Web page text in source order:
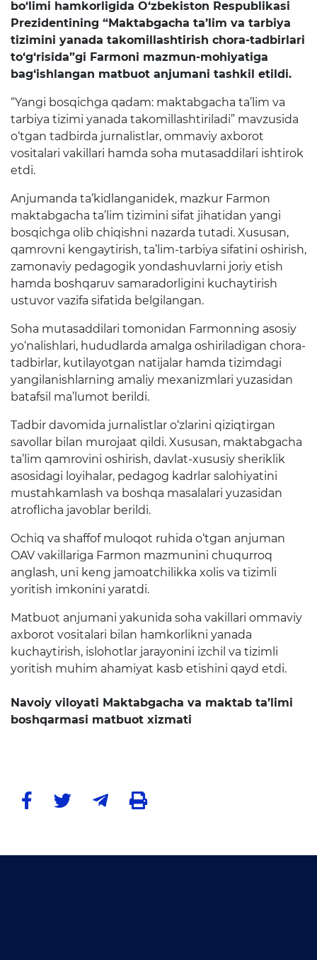
Raqamli kutubxona
Yagona elektron tizim
Malaka oshirish
Axborot xizmati
Press-relizlar
Ma'ruzalar
Galereya
Videogalereya
Axborot xizmati
Matbuot anjumanlari
Konferensiyalar
Yordam
Akkreditatsiya
Infografika
Korrupsiyaga qarshi kurash
Murojaatlar
E'lonlar
Yangiliklar
Ochiq ma'lumotlar
Ochiq byudjet
6247)
bo‘limi hamkorligida O‘zbekiston Respublikasi
Prezidentining “Maktabgacha ta’lim va tarbiya
tizimini yanada takomillashtirish chora-tadbirlari
to‘g‘risida”gi Farmoni mazmun-mohiyatiga
bag‘ishlangan matbuot anjumani tashkil etildi.
“Yangi bosqichga qadam: maktabgacha ta’lim va
tarbiya tizimi yanada takomillashtiriladi” mavzusida
o‘tgan tadbirda jurnalistlar, ommaviy axborot
vositalari vakillari hamda soha mutasaddilari ishtirok
etdi.
Anjumanda ta’kidlanganidek, mazkur Farmon
maktabgacha ta’lim tizimini sifat jihatidan yangi
bosqichga olib chiqishni nazarda tutadi. Xususan,
qamrovni kengaytirish, ta’lim-tarbiya sifatini oshirish,
zamonaviy pedagogik yondashuvlarni joriy etish
hamda boshqaruv samaradorligini kuchaytirish
ustuvor vazifa sifatida belgilangan.
Soha mutasaddilari tomonidan Farmonning asosiy
yo‘nalishlari, hududlarda amalga oshiriladigan chora-
tadbirlar, kutilayotgan natijalar hamda tizimdagi
yangilanishlarning amaliy mexanizmlari yuzasidan
batafsil ma’lumot berildi.
Tadbir davomida jurnalistlar o‘zlarini qiziqtirgan
savollar bilan murojaat qildi. Xususan, maktabgacha
ta’lim qamrovini oshirish, davlat-xususiy sheriklik
asosidagi loyihalar, pedagog kadrlar salohiyatini
mustahkamlash va boshqa masalalari yuzasidan
atroflicha javoblar berildi.
Ochiq va shaffof muloqot ruhida o‘tgan anjuman
OAV vakillariga Farmon mazmunini chuqurroq
anglash, uni keng jamoatchilikka xolis va tizimli
yoritish imkonini yaratdi.
Matbuot anjumani yakunida soha vakillari ommaviy
axborot vositalari bilan hamkorlikni yanada
kuchaytirish, islohotlar jarayonini izchil va tizimli
yoritish muhim ahamiyat kasb etishini qayd etdi.
Navoiy viloyati Maktabgacha va maktab ta’limi
boshqarmasi matbuot xizmati